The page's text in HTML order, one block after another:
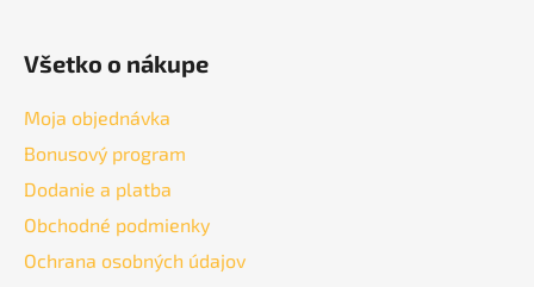
Všetko o nákupe
Moja objednávka
Bonusový program
Dodanie a platba
Obchodné podmienky
Ochrana osobných údajov